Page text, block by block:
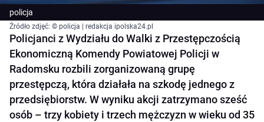
policja
Źródło zdjęć: © policja | redakcja ipolska24.pl
Policjanci z Wydziału do Walki z Przestępczością
Ekonomiczną Komendy Powiatowej Policji w
Radomsku rozbili zorganizowaną grupę
przestępczą, która działała na szkodę jednego z
przedsiębiorstw. W wyniku akcji zatrzymano sześć
osób – trzy kobiety i trzech mężczyzn w wieku od 35